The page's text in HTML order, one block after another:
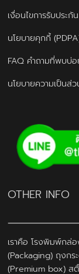
เงื่อนไขการรับประกัน
นโยบายคุกกี้
FAQ คำถามที่พบบ่
นโยบายความเป็นส่
OTHER INFO
เราคือ โรงพิมพ์ก
(Packaging) ถุงก
(Premium box) ส